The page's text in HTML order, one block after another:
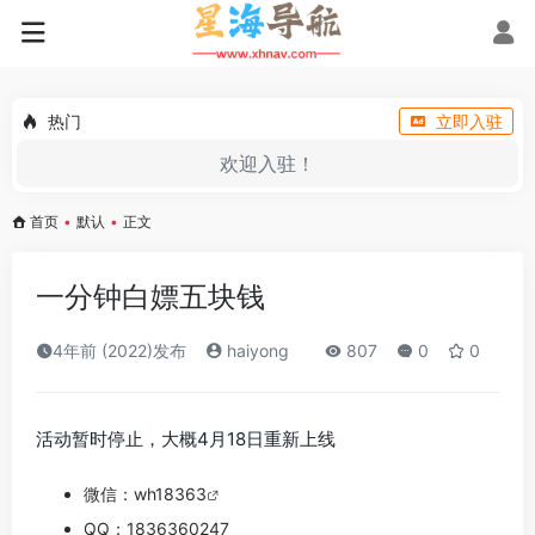
热门 立即入驻
欢迎入驻！
首页 • 默认 • 正文
一分钟白嫖五块钱
4年前 (2022)发布 haiyong 807 0 0
活动暂时停止，大概4月18日重新上线
微信： wh18363
QQ：1836360247